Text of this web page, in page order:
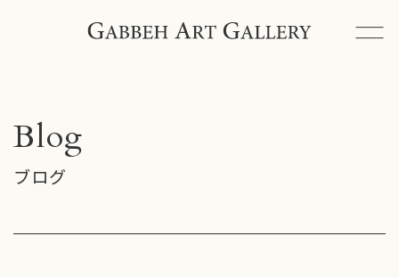
ギャッベアートギャラリーとは
ペルシャ絨毯とは
商品一覧
Blog
ブログ